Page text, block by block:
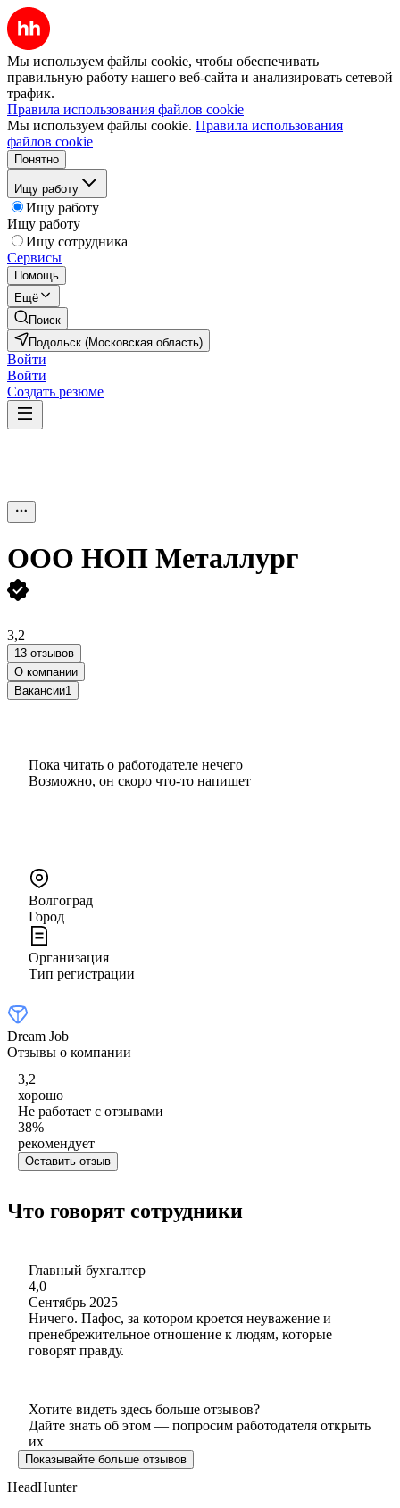
Мы используем файлы cookie, чтобы обеспечивать
правильную работу нашего веб-сайта и анализировать сетевой
трафик.
Правила использования файлов cookie
Мы используем файлы cookie. Правила использования
файлов cookie
Понятно
Ищу работу
Ищу работу
Ищу работу
Ищу сотрудника
Сервисы
Помощь
Ещё
Поиск
Подольск (Московская область)
Войти
Войти
Создать резюме
ООО НОП Металлург
3,2
13 отзывов
О компании
Вакансии1
Пока читать о работодателе нечего
Возможно, он скоро что‑то напишет
Волгоград
Город
Организация
Тип регистрации
Dream Job
Отзывы о компании
3,2
хорошо
Не работает с отзывами
38%
рекомендует
Оставить отзыв
Что говорят сотрудники
Главный бухгалтер
4,0
Сентябрь 2025
Ничего. Пафос, за котором кроется неуважение и
пренебрежительное отношение к людям, которые
говорят правду.
Хотите видеть здесь больше отзывов?
Дайте знать об этом — попросим работодателя открыть
их
Показывайте больше отзывов
HeadHunter